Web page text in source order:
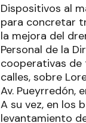
Dispositivos al
para concretar
la mejora del
Personal de la
cooperativas de
calles, sobre
Av. Pueyrredón,
A su vez, en los
levantamiento